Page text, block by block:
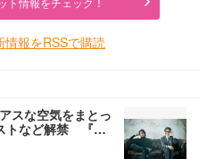
情報をRSSで購読
スな空気をまとっ
トなど解禁 『…